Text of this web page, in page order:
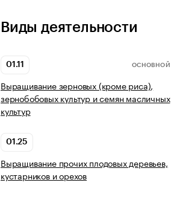
Виды деятельности
01.11 ОСНОВНОЙ
Выращивание зерновых (кроме риса),
зернобобовых культур и семян масличных
культур
01.25
Выращивание прочих плодовых деревьев,
кустарников и орехов